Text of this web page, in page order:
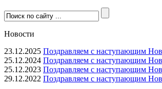
Новости
23.12.2025 Поздравляем с наступающим
25.12.2024 Поздравляем с наступающим
25.12.2023 Поздравляем с наступающим
29.12.2022 Поздравляем с наступающим